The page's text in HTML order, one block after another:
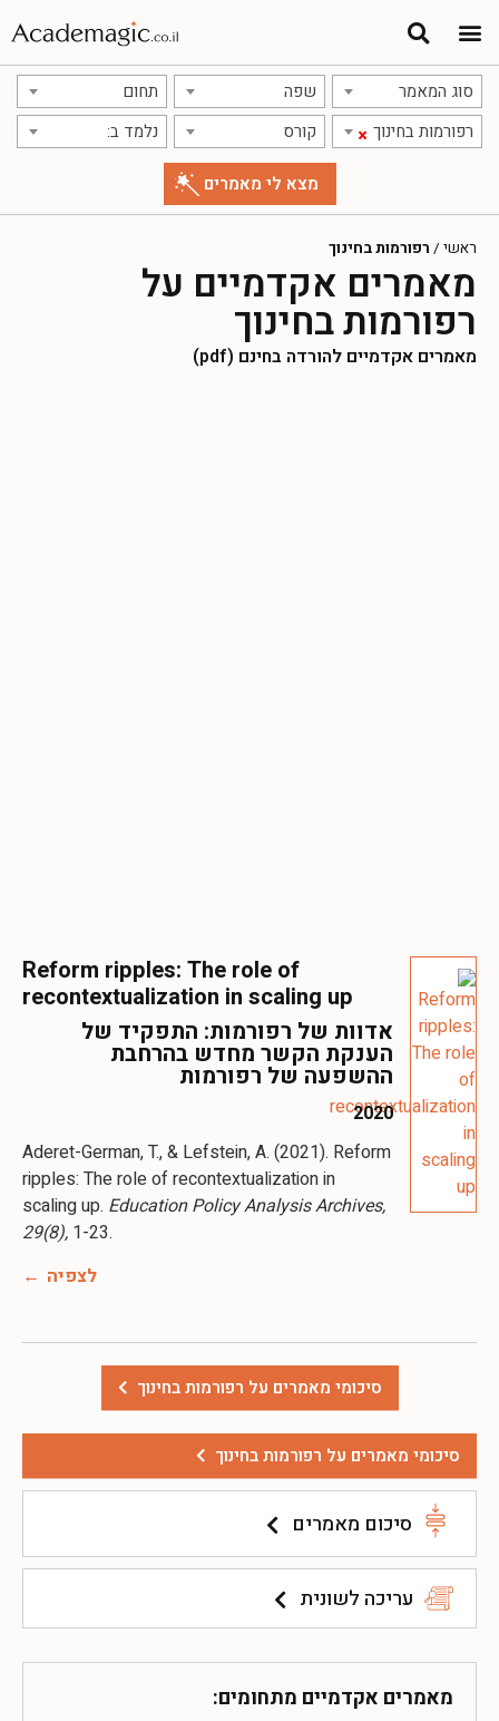
סוג המאמר שפה תחום
× רפורמות בחינוך קורס נלמד ב:
סיכומי מאמרים על רפורמות בחינוך
סיכום מאמרים
עריכה לשונית
מאמרים אקדמיים מתחומים:
ראשי / רפורמות בחינוך
מאמרים אקדמיים על
רפורמות בחינוך
מאמרים אקדמיים להורדה בחינם (pdf)
Reform ripples: The role of
recontextualization in scaling up
אדוות של רפורמות: התפקיד של
הענקת הקשר מחדש בהרחבת
ההשפעה של רפורמות
2020
Aderet-German, T., & Lefstein, A. (2021). Reform
ripples: The role of recontextualization in
scaling up. Education Policy Analysis Archives,
29(8), 1-23.
לצפיה
סיכומי מאמרים על רפורמות בחינוך